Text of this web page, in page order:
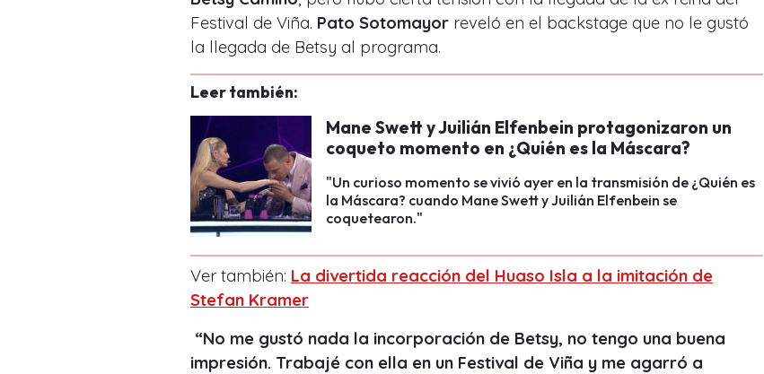
Festival de Viña. Pato Sotomayor reveló en el backstage que no le gustó
la llegada de Betsy al programa.
Leer también:
Mane Swett y Juilián Elfenbein protagonizaron un
coqueto momento en ¿Quién es la Máscara?
"Un curioso momento se vivió ayer en la transmisión de ¿Quién es
la Máscara? cuando Mane Swett y Juilián Elfenbein se
coquetearon."
Ver también: La divertida reacción del Huaso Isla a la imitación de
Stefan Kramer
“No me gustó nada la incorporación de Betsy, no tengo una buena
impresión. Trabajé con ella en un Festival de Viña y me agarró a